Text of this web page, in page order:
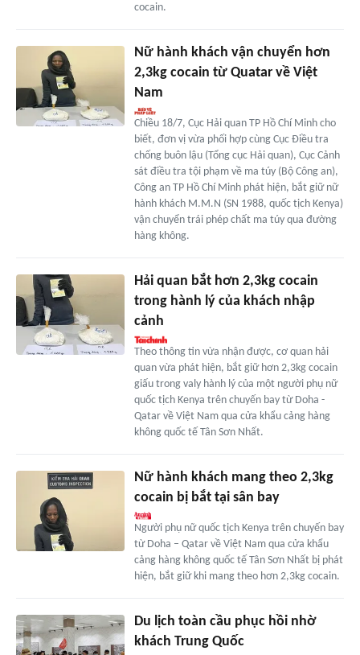
cocain.
Nữ hành khách vận chuyển hơn
2,3kg cocain từ Quatar về Việt
Nam
Chiều 18/7, Cục Hải quan TP Hồ Chí Minh cho
biết, đơn vị vừa phối hợp cùng Cục Điều tra
chống buôn lậu (Tổng cục Hải quan), Cục Cảnh
sát điều tra tội phạm về ma túy (Bộ Công an),
Công an TP Hồ Chí Minh phát hiện, bắt giữ nữ
hành khách M.M.N (SN 1988, quốc tịch Kenya)
vận chuyển trái phép chất ma túy qua đường
hàng không.
Hải quan bắt hơn 2,3kg cocain
trong hành lý của khách nhập
cảnh
Theo thông tin vừa nhận được, cơ quan hải
quan vừa phát hiện, bắt giữ hơn 2,3kg cocain
giấu trong valy hành lý của một người phụ nữ
quốc tịch Kenya trên chuyến bay từ Doha -
Qatar về Việt Nam qua cửa khẩu cảng hàng
không quốc tế Tân Sơn Nhất.
Nữ hành khách mang theo 2,3kg
cocain bị bắt tại sân bay
Người phụ nữ quốc tịch Kenya trên chuyến bay
từ Doha – Qatar về Việt Nam qua cửa khẩu
cảng hàng không quốc tế Tân Sơn Nhất bị phát
hiện, bắt giữ khi mang theo hơn 2,3kg cocain.
Du lịch toàn cầu phục hồi nhờ
khách Trung Quốc